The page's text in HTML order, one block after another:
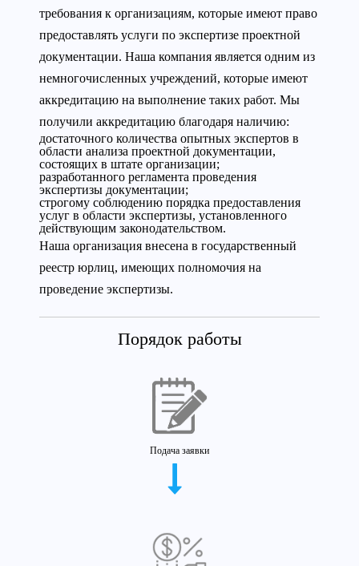
требования к организациям, которые имеют право
предоставлять услуги по экспертизе проектной
документации. Наша компания является одним из
немногочисленных учреждений, которые имеют
аккредитацию на выполнение таких работ. Мы
получили аккредитацию благодаря наличию:
достаточного количества опытных экспертов в
области анализа проектной документации,
состоящих в штате организации;
разработанного регламента проведения
экспертизы документации;
строгому соблюдению порядка предоставления
услуг в области экспертизы, установленного
действующим законодательством.
Наша организация внесена в государственный
реестр юрлиц, имеющих полномочия на
проведение экспертизы.
Порядок работы
Подача заявки